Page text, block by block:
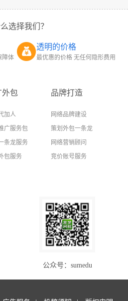
选择我们？
障体
透明的价格
最优惠的价格 无任何隐形费用
外包
加人
广服务包
条龙服务
包服务
品牌打造
网络品牌建设
策划外包一条龙
网络营销顾问
竞价账号服务
公众号：sumedu